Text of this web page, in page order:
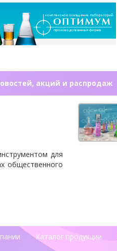
акций и распродаж
для
общественного
Каталог продукции